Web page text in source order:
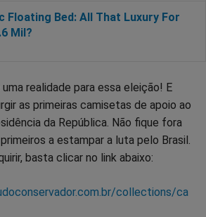
uma realidade para essa eleição! E
as primeiras camisetas de apoio ao
da República. Não fique fora
a estampar a luta pelo Brasil.
basta clicar no link abaixo:
collections/ca